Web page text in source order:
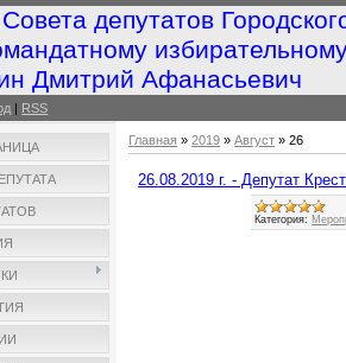
депутатов
Дмитрий Афанасьевич
| RSS
Главная »2019 » Август » 26
26.08.2019 г. - Депутат
Категория: